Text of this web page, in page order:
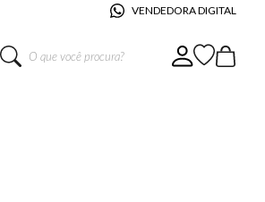
VENDEDORA DIGITAL
O que você procura?